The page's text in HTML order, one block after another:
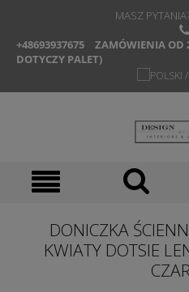
MASZ
+48693937675
ZAMÓWIENIA OD
DOTYCZY PALET)
DONICZKA
KWIATY DOTSIE